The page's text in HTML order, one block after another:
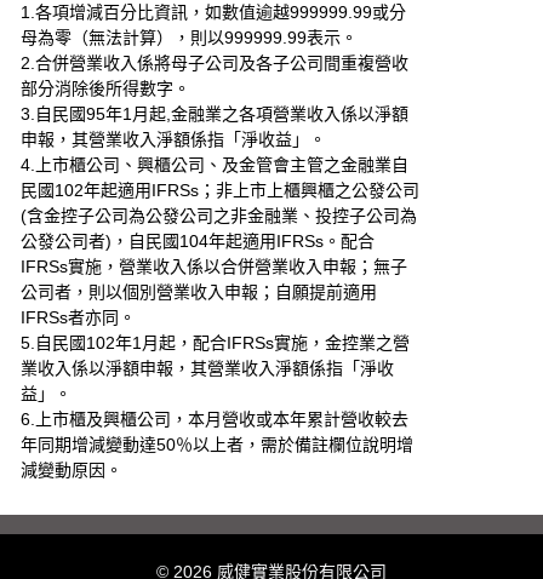
1.各項增減百分比資訊，如數值逾越999999.99或分
母為零（無法計算），則以999999.99表示。
2.合併營業收入係將母子公司及各子公司間重複營收
部分消除後所得數字。
3.自民國95年1月起,金融業之各項營業收入係以淨額
申報，其營業收入淨額係指「淨收益」。
4.上市櫃公司、興櫃公司、及金管會主管之金融業自
民國102年起適用IFRSs；非上市上櫃興櫃之公發公司
(含金控子公司為公發公司之非金融業、投控子公司為
公發公司者)，自民國104年起適用IFRSs。配合
IFRSs實施，營業收入係以合併營業收入申報；無子
公司者，則以個別營業收入申報；自願提前適用
IFRSs者亦同。
5.自民國102年1月起，配合IFRSs實施，金控業之營
業收入係以淨額申報，其營業收入淨額係指「淨收
益」。
6.上市櫃及興櫃公司，本月營收或本年累計營收較去
年同期增減變動達50％以上者，需於備註欄位說明增
減變動原因。
© 2026 威健實業股份有限公司